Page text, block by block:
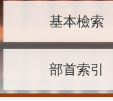
基本檢索
部首索引